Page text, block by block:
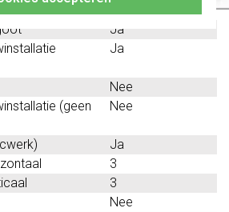
Ja
Ja
Nee
(geen
Nee
Ja
3
3
Nee